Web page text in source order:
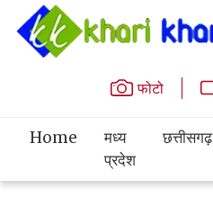
फोटो
Home
मध्य
प्रदेश
छत्तीसगढ़